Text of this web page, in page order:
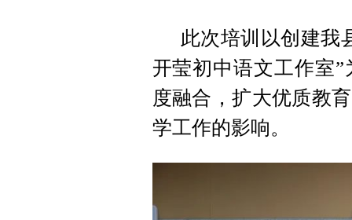
此次培训以创建我
开莹初中语文工作室
度融合，扩大优质教
学工作的影响。